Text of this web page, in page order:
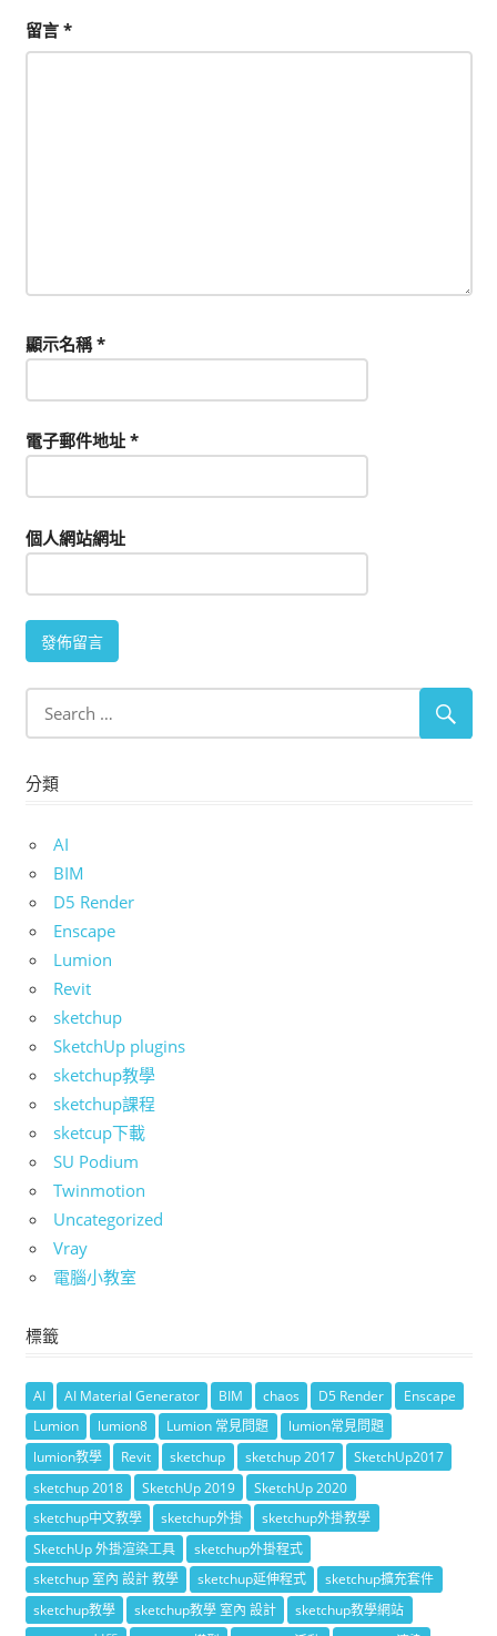
留言 *
顯示名稱*
電子郵件地址 *
個人網站網址
分類
AI
BIM
D5 Render
Enscape
Lumion
Revit
sketchup
SketchUp plugins
sketchup教學
sketchup課程
sketcup下載
SU Podium
Twinmotion
Uncategorized
Vray
電腦小教室
標籤
AI AI Material Generator BIM chaos D5 Render
Enscape
Lumion
lumion8 Lumion 常見問題
lumion常見問題
lumion教學
Revit sketchup sketchup 2017
SketchUp2017
sketchup 2018
SketchUp 2019
SketchUp 2020
sketchup中文教學
sketchup外掛
sketchup外掛教學
SketchUp 外掛渲染工具
sketchup外掛程式
sketchup 室內 設計 教學
sketchup延伸程式
sketchup擴充套件
sketchup教學
sketchup教學 室內 設計
sketchup教學網站